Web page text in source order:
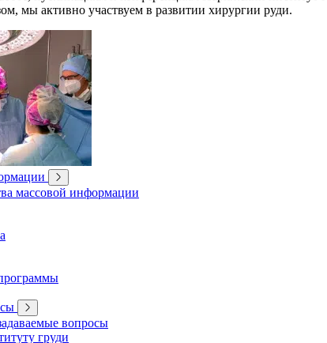
мы активно участвуем в развитии хирургии руди.
массовой информации
вопросы
груди